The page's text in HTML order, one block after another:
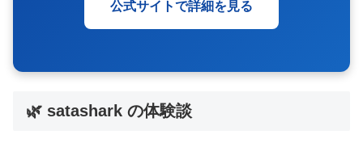
公式サイトで詳細を見る
🌿 satashark の体験談